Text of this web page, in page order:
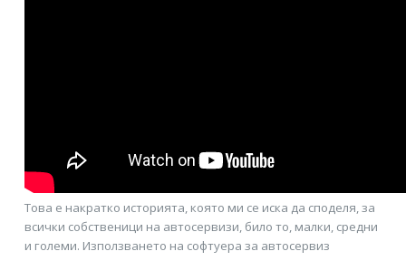
Това е накратко историята, която ми се иска да споделя, за
всички собственици на автосервизи, било то, малки, средни
и големи. Използването на софтуера за автосервиз